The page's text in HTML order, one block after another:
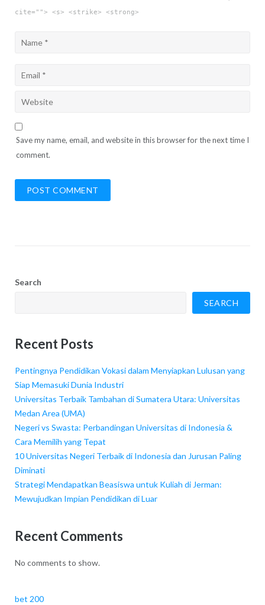
cite=""> <s> <strike> <strong>
Save my name, email, and website in this browser for the next time I
comment.
Search
SEARCH
Recent Posts
Pentingnya Pendidikan Vokasi dalam Menyiapkan Lulusan yang
Siap Memasuki Dunia Industri
Universitas Terbaik Tambahan di Sumatera Utara: Universitas
Medan Area (UMA)
Negeri vs Swasta: Perbandingan Universitas di Indonesia &
Cara Memilih yang Tepat
10 Universitas Negeri Terbaik di Indonesia dan Jurusan Paling
Diminati
Strategi Mendapatkan Beasiswa untuk Kuliah di Jerman:
Mewujudkan Impian Pendidikan di Luar
Recent Comments
No comments to show.
bet 200